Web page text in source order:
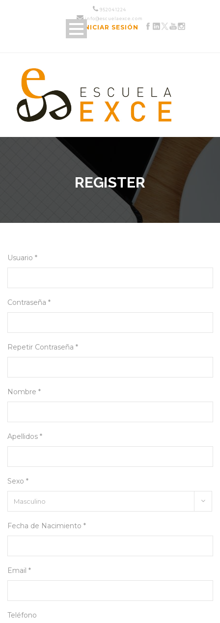
952 04 12 24
info@escuelaexce.com
INICIAR SESIÓN
REGISTER
Usuario *
Contraseña *
Repetir Contraseña *
Nombre *
Apellidos *
Sexo *
Fecha de Nacimiento *
Email *
Teléfono